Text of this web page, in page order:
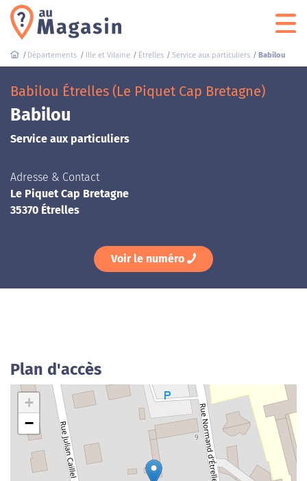
Départements Ille et Vilaine Étrelles Service aux particuliers Babilou
Babilou Étrelles (Le Piquet Cap Bretagne)
Babilou
Service aux particuliers
Adresse & Contact
Le Piquet Cap Bretagne
35370 Étrelles
Voir le numéro
Plan d'accès
+
−